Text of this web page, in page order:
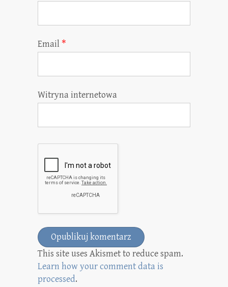
Email *
Witryna internetowa
This site uses Akismet to reduce spam.
Learn how your comment data is
processed.